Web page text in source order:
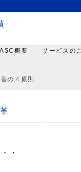
ASC概要 サービスの
の４原則
・